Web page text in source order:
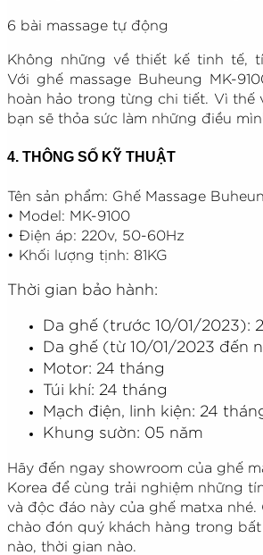
6 bài massage tự động
Không những về thiết kế tinh tế,
Với ghế massage Buheung MK-
hoàn hảo trong từng chi tiết. Vì thế
bạn sẽ thỏa sức làm những điều
4. THÔNG SỐ KỸ THUẬT
Tên sản phẩm: Ghế Massage
• Model: MK-9100
• Điện áp: 220v, 50-60Hz
• Khối lượng tịnh: 81KG
Thời gian bảo hành:
Da ghế (trước 10/01/2023):
Da ghế (từ 10/01/2023 đến
Motor: 24 tháng
Túi khí: 24 tháng
Mạch điện, linh kiện: 24
Khung sườn: 05 năm
Hãy đến ngay showroom của ghế
Korea để cùng trải nghiệm những
và độc đáo này của ghế matxa nhé.
chào đón quý khách hàng trong
nào, thời gian nào.